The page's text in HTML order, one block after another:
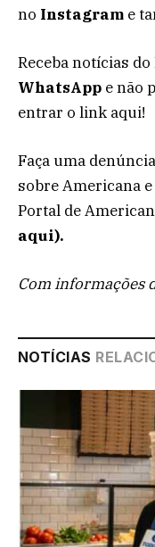
no Instagram e
Receba notícias
WhatsApp e não
entrar o link aqui!
Faça uma
sobre Americana
Portal de
aqui).
Com informações
NOTÍCIAS